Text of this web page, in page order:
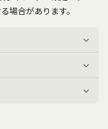
場合があります。